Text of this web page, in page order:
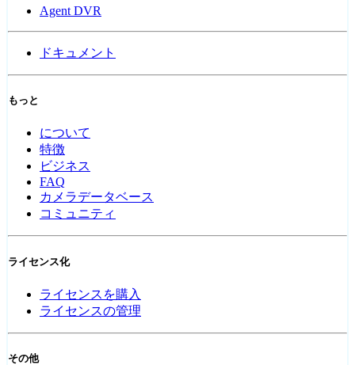
Agent DVR
ドキュメント
もっと
について
特徴
ビジネス
FAQ
カメラデータベース
コミュニティ
ライセンス化
ライセンスを購入
ライセンスの管理
その他